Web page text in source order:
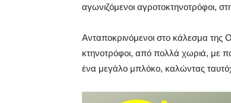
αγωνιζόμενοι αγροτοκτηνοτρόφοι,
Ανταποκρινόμενοι στο κάλεσμα της
κτηνοτρόφοι, από πολλά χωριά, με
ένα μεγάλο μπλόκο, καλώντας